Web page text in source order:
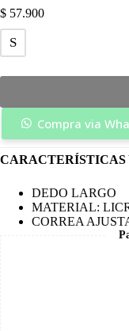
$ 57.900
S
Compra via
DEDO LARGO
MATERIAL:
CORREA